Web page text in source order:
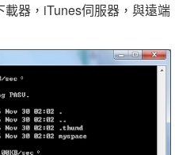
器，iTunes伺服器，與遠端